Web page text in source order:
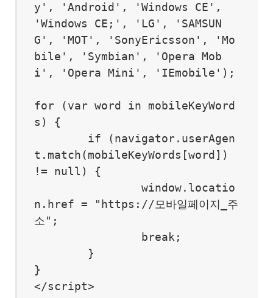
y', 'Android', 'Windows CE',
'Windows CE;', 'LG', 'SAMSUN
G', 'MOT', 'SonyEricsson', 'Mo
bile', 'Symbian', 'Opera Mob
i', 'Opera Mini', 'IEmobile');
for (var word in mobileKeyWord
s) {
t.match(mobileKeyWords[word])
!= null) {
n.href = "https://모바일페이지_주
소";
}
</script>